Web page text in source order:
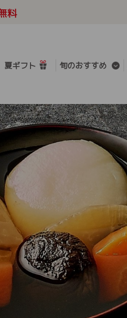
夏ギフト 旬のおすすめ